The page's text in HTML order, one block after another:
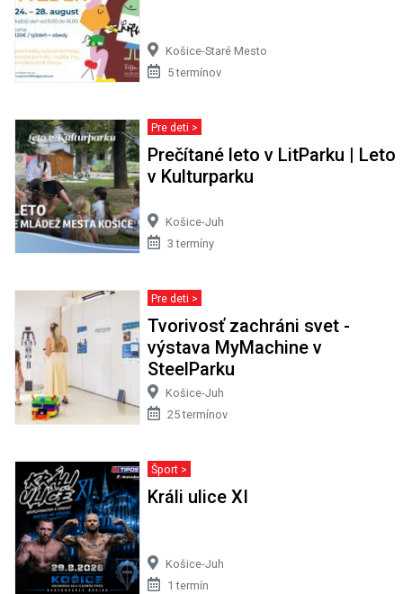
Košice-Staré Mesto
5 termínov
Pre deti >
Prečítané leto v LitParku | Leto
v Kulturparku
Košice-Juh
3 termíny
Pre deti >
Tvorivosť zachráni svet -
výstava MyMachine v
SteelParku
Košice-Juh
25 termínov
Šport >
Králi ulice XI
Košice-Juh
1 termín